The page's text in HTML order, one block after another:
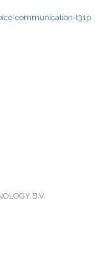
communication-t31p
B.V.